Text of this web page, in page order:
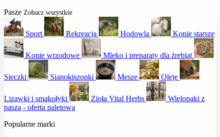
Pasze Zobacz wszystkie
Sport Rekreacja Hodowla Konie starsze
Konie wrzodowe Mleko i preparaty dla źrebiąt
Sieczki Sianokiszonki Mesze Oleje
Lizawki i smakołyki Zioła Vital Herbs
Wielopaki z
paszą - oferta paletowa
Popularne marki